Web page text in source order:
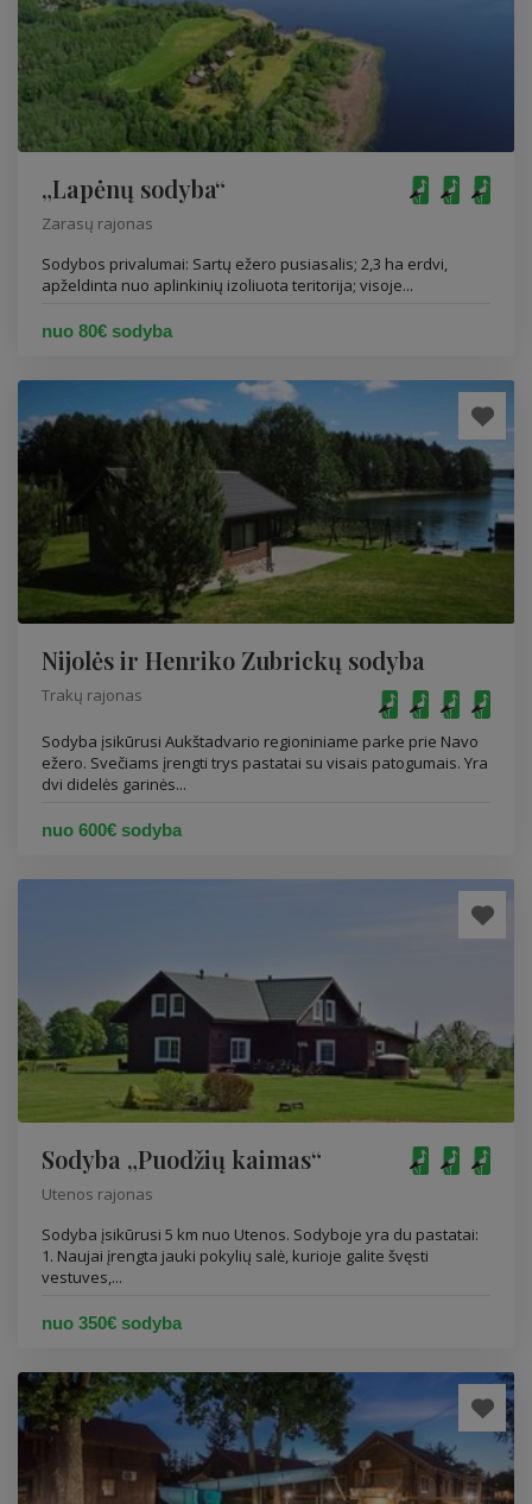
„Lapėnų sodyba“
Zarasų rajonas
Sodybos privalumai: Sartų ežero pusiasalis; 2,3 ha erdvi,
apželdinta nuo aplinkinių izoliuota teritorija; visoje...
nuo 80€ sodyba
Nijolės ir Henriko Zubrickų sodyba
Trakų rajonas
Sodyba įsikūrusi Aukštadvario regioniniame parke prie Navo
ežero. Svečiams įrengti trys pastatai su visais patogumais. Yra
dvi didelės garinės...
nuo 600€ sodyba
Sodyba „Puodžių kaimas“
Utenos rajonas
Sodyba įsikūrusi 5 km nuo Utenos. Sodyboje yra du pastatai:
1. Naujai įrengta jauki pokylių salė, kurioje galite švęsti
vestuves,...
nuo 350€ sodyba